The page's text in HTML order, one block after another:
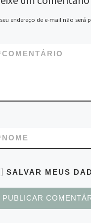
endereço de e-mail não será
COMENTÁRIO
NOME
SALVAR MEUS